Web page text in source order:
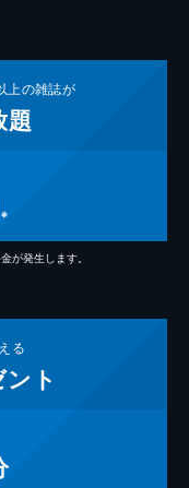
上の雑誌が
題
※
が発生します。
る
ト